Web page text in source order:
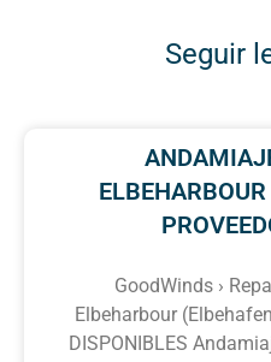
Seguir
GoodWinds ›
Elbeharbour
DISPONIBLES